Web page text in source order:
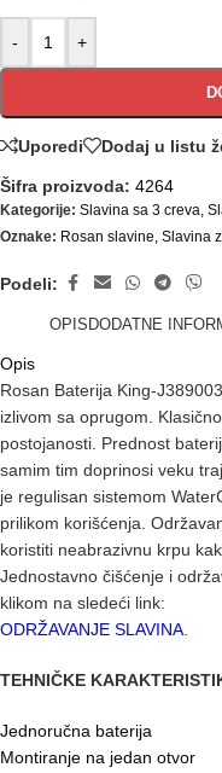
- +
Uporedi Dodaj u listu
Šifra proizvoda: 4264
Kategorije: Slavina sa 3 creva,
Oznake: Rosan slavine, Slavina
Podeli:
OPIS DODATNE
Opis
Rosan Baterija King-
izlivom sa oprugom.
postojanosti. Prednost
samim tim doprinosi veku
je regulisan sistemom
prilikom korišćenja.
koristiti neabrazivnu krpu
Jednostavno čišćenje i
klikom na sledeći link:
ODRŽAVANJE SLAVINA.
TEHNIČKE
Jednoručna baterija
Montiranje na jedan otvor